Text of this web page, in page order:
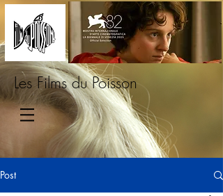
Les Films du Poisson
Post